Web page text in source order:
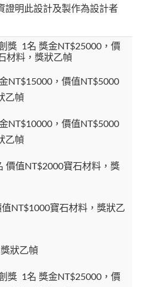
證明此設計及製作為設計者
獎 1名 獎金NT$25000，價
材料，獎狀乙幀
NT$15000，價值NT$5000
乙幀
NT$10000，價值NT$5000
乙幀
價值NT$2000寶石材料，獎
NT$1000寶石材料，獎狀乙
狀乙幀
獎 1名 獎金NT$25000，價